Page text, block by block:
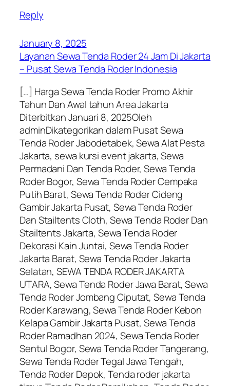
Reply
January 8, 2025
Layanan Sewa Tenda Roder 24 Jam Di Jakarta
– Pusat Sewa Tenda Roder Indonesia
[…] Harga Sewa Tenda Roder Promo Akhir
Tahun Dan Awal tahun Area Jakarta
Diterbitkan Januari 8, 2025Oleh
adminDikategorikan dalam Pusat Sewa
Tenda Roder Jabodetabek, Sewa Alat Pesta
Jakarta, sewa kursi event jakarta, Sewa
Permadani Dan Tenda Roder, Sewa Tenda
Roder Bogor, Sewa Tenda Roder Cempaka
Putih Barat, Sewa Tenda Roder Cideng
Gambir Jakarta Pusat, Sewa Tenda Roder
Dan Stailtents Cloth, Sewa Tenda Roder Dan
Stailtents Jakarta, Sewa Tenda Roder
Dekorasi Kain Juntai, Sewa Tenda Roder
Jakarta Barat, Sewa Tenda Roder Jakarta
Selatan, SEWA TENDA RODER JAKARTA
UTARA, Sewa Tenda Roder Jawa Barat, Sewa
Tenda Roder Jombang Ciputat, Sewa Tenda
Roder Karawang, Sewa Tenda Roder Kebon
Kelapa Gambir Jakarta Pusat, Sewa Tenda
Roder Ramadhan 2024, Sewa Tenda Roder
Sentul Bogor, Sewa Tenda Roder Tangerang,
Sewa Tenda Roder Tegal Jawa Tengah,
Tenda Roder Depok, Tenda roder jakarta